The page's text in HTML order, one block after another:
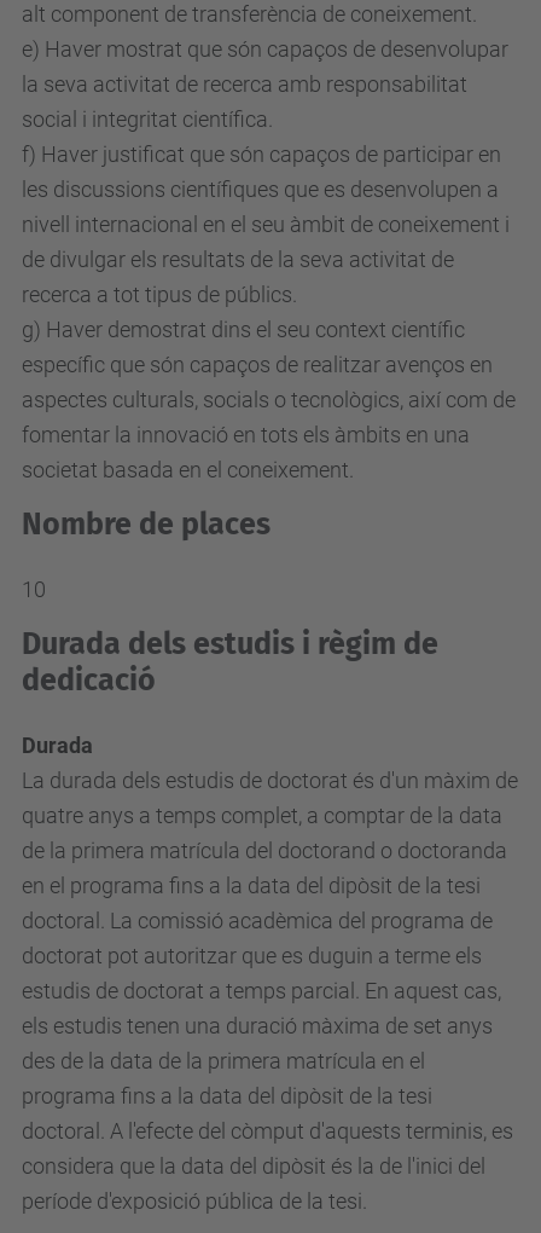
alt component de transferència de coneixement.
e) Haver mostrat que són capaços de desenvolupar
la seva activitat de recerca amb responsabilitat
social i integritat científica.
f) Haver justificat que són capaços de participar en
les discussions científiques que es desenvolupen a
nivell internacional en el seu àmbit de coneixement i
de divulgar els resultats de la seva activitat de
recerca a tot tipus de públics.
g) Haver demostrat dins el seu context científic
específic que són capaços de realitzar avenços en
aspectes culturals, socials o tecnològics, així com de
fomentar la innovació en tots els àmbits en una
societat basada en el coneixement.
Nombre de places
10
Durada dels estudis i règim de
dedicació
Durada
La durada dels estudis de doctorat és d'un màxim de
quatre anys a temps complet, a comptar de la data
de la primera matrícula del doctorand o doctoranda
en el programa fins a la data del dipòsit de la tesi
doctoral. La comissió acadèmica del programa de
doctorat pot autoritzar que es duguin a terme els
estudis de doctorat a temps parcial. En aquest cas,
els estudis tenen una duració màxima de set anys
des de la data de la primera matrícula en el
programa fins a la data del dipòsit de la tesi
doctoral. A l'efecte del còmput d'aquests terminis, es
considera que la data del dipòsit és la de l'inici del
període d'exposició pública de la tesi.